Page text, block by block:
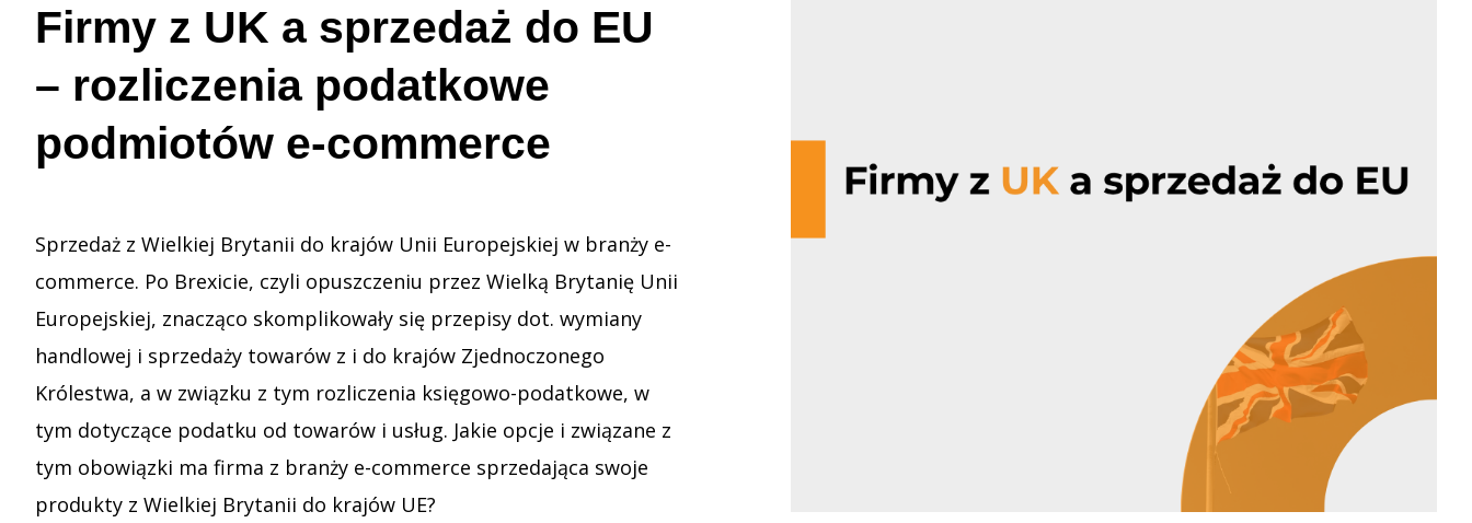
Firmy z UK a sprzedaż do EU
– rozliczenia podatkowe
podmiotów e-commerce
Sprzedaż z Wielkiej Brytanii do krajów Unii Europejskiej w branży e-
commerce. Po Brexicie, czyli opuszczeniu przez Wielką Brytanię Unii
Europejskiej, znacząco skomplikowały się przepisy dot. wymiany
handlowej i sprzedaży towarów z i do krajów Zjednoczonego
Królestwa, a w związku z tym rozliczenia księgowo-podatkowe, w
tym dotyczące podatku od towarów i usług. Jakie opcje i związane z
tym obowiązki ma firma z branży e-commerce sprzedająca swoje
produkty z Wielkiej Brytanii do krajów UE?